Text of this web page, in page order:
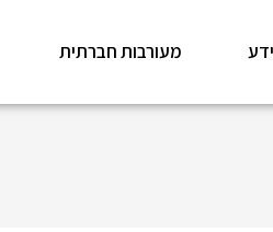
מעורבות חברתית